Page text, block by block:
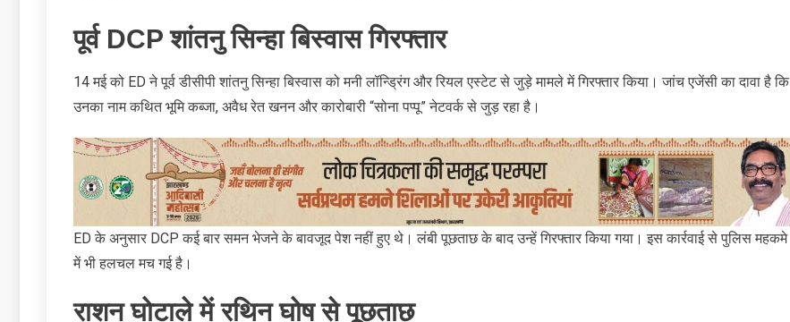
पूर्व DCP शांतनु सिन्हा बिस्वास गिरफ्तार
14 मई को ED ने पूर्व डीसीपी शांतनु सिन्‍हा बिस्‍वास को मनी लॉन्ड्रिंग और रियल एस्टेट से जुड़े मामले में गिरफ्तार किया। जांच एजेंसी का दावा है कि
उनका नाम कथित भूमि कब्जा, अवैध रेत खनन और कारोबारी “सोना पप्पू” नेटवर्क से जुड़ रहा है।
ED के अनुसार DCP कई बार समन भेजने के बावजूद पेश नहीं हुए थे। लंबी पूछताछ के बाद उन्हें गिरफ्तार किया गया। इस कार्रवाई से पुलिस महकमे
में भी हलचल मच गई है।
राशन घोटाले में रथिन घोष से पूछताछ